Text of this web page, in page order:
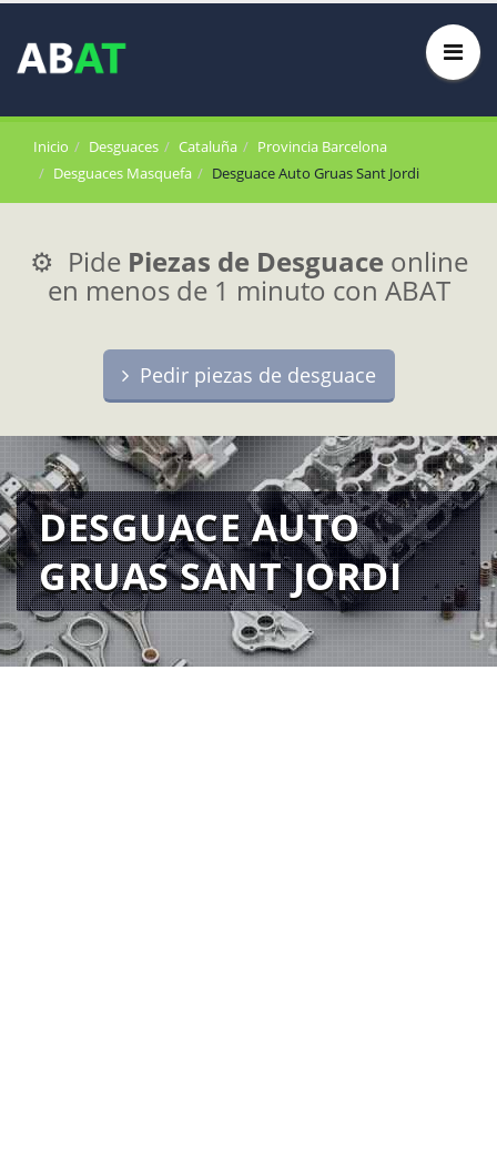
Inicio Desguaces Cataluña
Provincia Barcelona
Desguaces Masquefa
Desguace Auto Gruas Sant Jordi
⚙️ Pide Piezas de Desguace online
en menos de 1 minuto con ABAT
Pedir piezas de desguace
DESGUACE AUTO
GRUAS SANT JORDI